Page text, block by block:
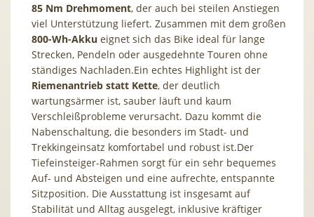
85 Nm Drehmoment, der auch bei steilen Anstiegen
viel Unterstützung liefert. Zusammen mit dem großen
800-Wh-Akku eignet sich das Bike ideal für lange
Strecken, Pendeln oder ausgedehnte Touren ohne
ständiges Nachladen.Ein echtes Highlight ist der
Riemenantrieb statt Kette, der deutlich
wartungsärmer ist, sauber läuft und kaum
Verschleißprobleme verursacht. Dazu kommt die
Nabenschaltung, die besonders im Stadt- und
Trekkingeinsatz komfortabel und robust ist.Der
Tiefeinsteiger-Rahmen sorgt für ein sehr bequemes
Auf- und Absteigen und eine aufrechte, entspannte
Sitzposition. Die Ausstattung ist insgesamt auf
Stabilität und Alltag ausgelegt, inklusive kräftiger